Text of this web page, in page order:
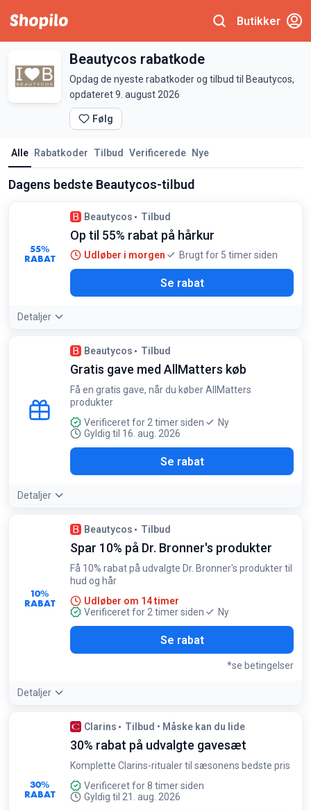
Butikker
Beautycos rabatkode
Opdag de nyeste rabatkoder og tilbud til Beautycos,
opdateret 9. august 2026
Følg
Alle Rabatkoder Tilbud Verificerede Nye
Dagens bedste Beautycos-tilbud
55%
RABAT
Beautycos Tilbud
Op til 55% rabat på hårkur
Udløber i morgen Brugt for 5 timer siden
Se rabat
Detaljer
Beautycos Tilbud
Gratis gave med AllMatters køb
Få en gratis gave, når du køber AllMatters
produkter
Verificeret for 2 timer siden
Ny
Gyldig til 16. aug. 2026
Se rabat
Detaljer
10%
RABAT
Beautycos Tilbud
Spar 10% på Dr. Bronner's produkter
Få 10% rabat på udvalgte Dr. Bronner's produkter til
hud og hår
Udløber om 14 timer
Verificeret for 2 timer siden
Ny
Se rabat
*se betingelser
Detaljer
Betingelser:
Gælder kun Dr. Bronner's produkter
30%
RABAT
Clarins Tilbud • Måske kan du lide
30% rabat på udvalgte gavesæt
Komplette Clarins-ritualer til sæsonens bedste pris
Verificeret for 8 timer siden
Gyldig til 21. aug. 2026